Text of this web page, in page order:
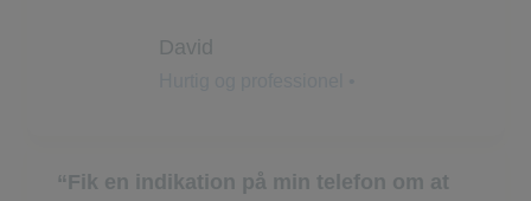
David
Fik en indikation på min telefon om at